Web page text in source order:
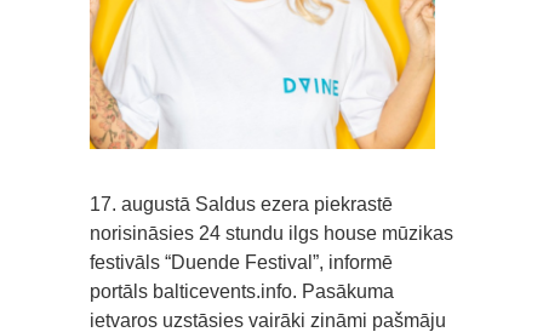
17. augustā Saldus ezera piekrastē
norisināsies 24 stundu ilgs house mūzikas
festivāls “Duende Festival”, informē
portāls balticevents.info. Pasākuma
ietvaros uzstāsies vairāki zināmi pašmāju